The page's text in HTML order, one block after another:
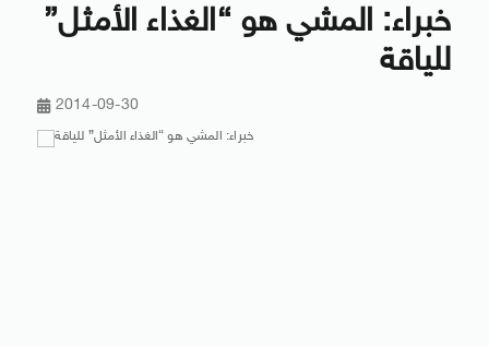
خبراء: المشي هو “الغذاء الأمثل”
للياقة
2014-09-30